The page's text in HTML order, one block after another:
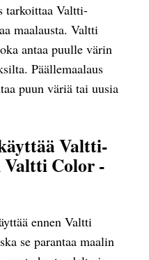
tarkoittaa Valtti-
maalausta. Valtti
antaa puulle värin
Päällemaalaus
puun väriä tai uusia
Valtti-
Valtti Color -
ennen Valtti
se parantaa maalin